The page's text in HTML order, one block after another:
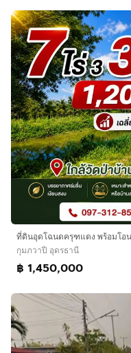
กุมภวาปี อุดรธานี
฿ 1,450,000